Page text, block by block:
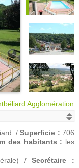
Agglomération
/Superficie : 706
des habitants : les
/Secrétaire :